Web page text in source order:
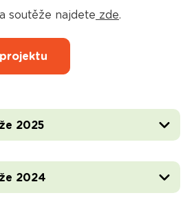
soutěže najdete zde.
2025
2024